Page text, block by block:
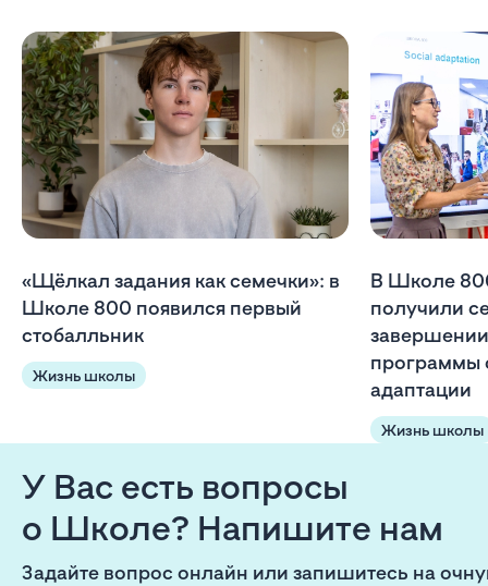
«Щёлкал задания как семечки»: в
Школе 800 появился первый
стобалльник
Жизнь школы
В Школе
получили
программы
адаптации
Жизнь школы
У Вас есть вопросы
о Школе? Напишите нам
Задайте вопрос онлайн или запишитесь на